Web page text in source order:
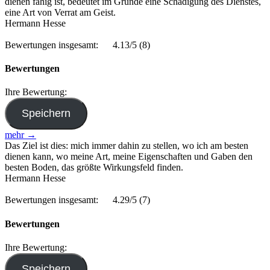
eine Art von Verrat am Geist.
Hermann Hesse
Bewertungen insgesamt: 4.13/5 (8)
Bewertungen
Ihre Bewertung:
mehr →
Das Ziel ist dies: mich immer dahin zu stellen, wo ich am besten
dienen kann, wo meine Art, meine Eigenschaften und Gaben den
besten Boden, das größte Wirkungsfeld finden.
Hermann Hesse
Bewertungen insgesamt: 4.29/5 (7)
Bewertungen
Ihre Bewertung: